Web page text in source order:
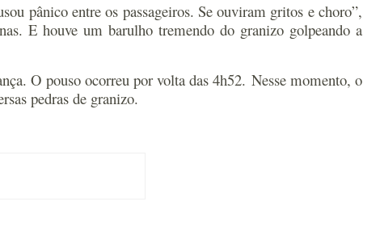
pânico entre os passageiros. Se ouviram gritos e choro”,
E houve um barulho tremendo do granizo golpeando a
O pouso ocorreu por volta das 4h52. Nesse momento, o
pedras de granizo.